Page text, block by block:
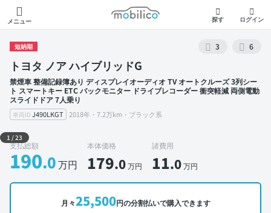
メニュー
モビリコ
探す ログイン
短納期 3 6
トヨタ ノア ハイブリッドG
禁煙車 整備記録簿あり ディスプレイオーディオ TV オートクルーズ 3列シー
ト スマートキー ETC バックモニター ドライブレコーダー 衝突軽減 両側電動
スライドドア 7人乗り
車両ID J490LKGT 2018年・7.2万km・ブラック系
外装 左前
1 /23
支払総額
190.0万円
本体価格
179.0万円
諸費用
11.0万円
月々25,500円の分割払いで購入できます